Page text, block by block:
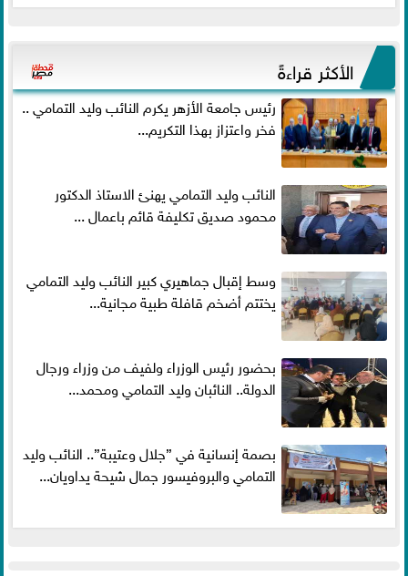
الأكثر قراءةً
رئيس جامعة الأزهر يكرم النائب وليد التمامي ..
فخر واعتزاز بهذا التكريم...
النائب وليد التمامي يهنئ الاستاذ الدكتور
محمود صديق تكليفة قائم باعمال ...
وسط إقبال جماهيري كبير النائب وليد التمامي
يختتم أضخم قافلة طبية مجانية...
بحضور رئيس الوزراء ولفيف من وزراء ورجال
الدولة.. النائبان وليد التمامي ومحمد...
بصمة إنسانية في ”جلال وعتيبة”.. النائب وليد
التمامي والبروفيسور جمال شيحة يداويان...